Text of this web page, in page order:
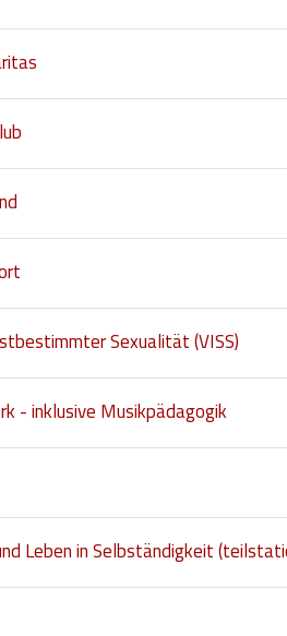
Sexualität (VISS)
- inklusive Musikpädagogik
Leben in Selbständigkeit